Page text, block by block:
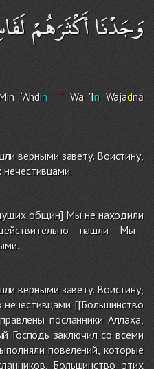
وَجَدْنَا أَكْثَرَهُمْ
`Ahdin Wa 'In Wajadnā
верными завету. Воистину,
общин] Мы не находили
нашли Мы
верными завету. Воистину,
[[Большинство
посланники Аллаха,
Господь заключил со всеми
повелений, которые
Большинство этих